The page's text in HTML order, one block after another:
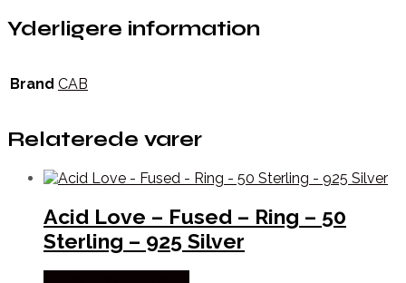
Yderligere information
Brand CAB
Relaterede varer
Acid Love – Fused – Ring – 50
Sterling – 925 Silver